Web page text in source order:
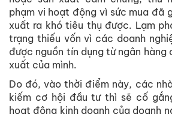
phạm vi hoạt động vì sức mua đã
xuất ra khó tiêu thụ được. Lạm
trạng thiếu vốn vì các doanh
được nguồn tín dụng từ ngân hàng
xuất của mình.
Do đó, vào thời điểm này, các
kiếm cơ hội đầu tư thì sẽ cố
hoạt động kinh doanh của doanh